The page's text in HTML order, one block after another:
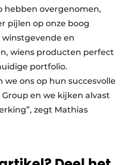
hebben overgenomen,
pijlen op onze boog
en
wiens producten perfect
portfolio.
we ons op hun succesvolle
en we kijken alvast
zegt Mathias